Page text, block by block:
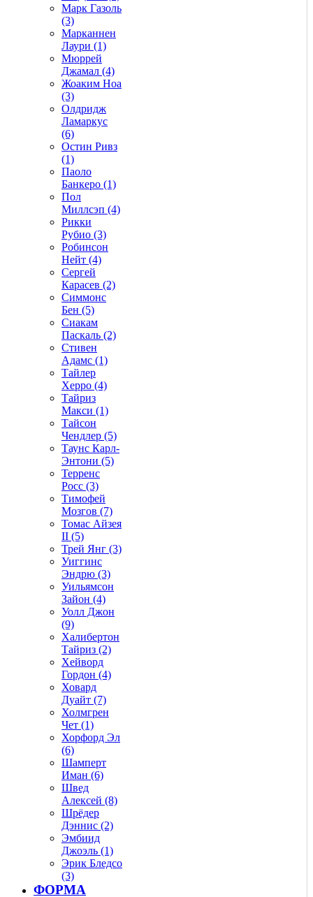
Марк Газоль
(3)
Марканнен
Лаури (1)
Мюррей
Джамал (4)
Жоаким Ноа
(3)
Олдридж
Ламаркус
(6)
Остин Ривз
(1)
Паоло
Банкеро (1)
Пол
Миллсэп (4)
Рикки
Рубио (3)
Робинсон
Нейт (4)
Сергей
Карасев (2)
Симмонс
Бен (5)
Сиакам
Паскаль (2)
Стивен
Адамс (1)
Тайлер
Херро (4)
Тайриз
Макси (1)
Тайсон
Чендлер (5)
Таунс Карл-
Энтони (5)
Терренс
Росс (3)
Тимофей
Мозгов (7)
Томас Айзея
II (5)
Трей Янг (3)
Уиггинс
Эндрю (3)
Уильямсон
Зайон (4)
Уолл Джон
(9)
Халибертон
Тайриз (2)
Хейворд
Гордон (4)
Ховард
Дуайт (7)
Холмгрен
Чет (1)
Хорфорд Эл
(6)
Шамперт
Иман (6)
Швед
Алексей (8)
Шрёдер
Дэннис (2)
Эмбиид
Джоэль (1)
Эрик Бледсо
(3)
ФОРМА